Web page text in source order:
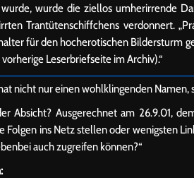
wurde die ziellos umherirrende
Trantütenschiffchens verdonnert.
für den hocherotischen Bildersturm
Leserbriefseite im Archiv).“
nicht nur einen wohlklingenden Namen,
Absicht? Ausgerechnet am 26.9.01,
Folgen ins Netz stellen oder wenigsten
auch zugreifen können?“